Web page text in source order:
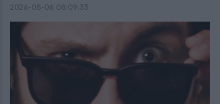
2026-08-06 08:09:33